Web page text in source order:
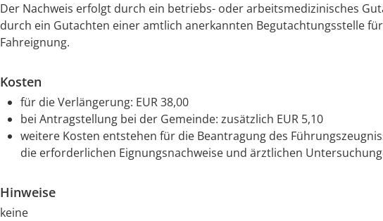
Der Nachweis erfolgt durch ein betriebs- oder arbeitsmedizinisches
durch ein Gutachten einer amtlich anerkannten Begutachtungsstelle für
Fahreignung.
Kosten
für die Verlängerung: EUR 38,00
bei Antragstellung bei der Gemeinde: zusätzlich EUR 5,10
weitere Kosten entstehen für die Beantragung des
die erforderlichen Eignungsnachweise und ärztlichen
Hinweise
keine